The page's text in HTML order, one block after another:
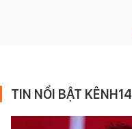
TIN NỔI BẬT KÊNH14